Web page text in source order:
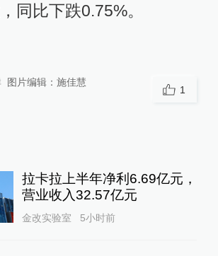
同比下跌0.75%。
图片编辑： 施佳慧
1
拉卡拉上半年净利6.69亿元，
营业收入32.57亿元
金改实验室 5小时前